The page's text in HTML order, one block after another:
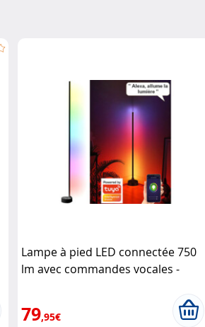
Lampe à pied LED connectée 750
lm avec commandes vocales -
79,95€